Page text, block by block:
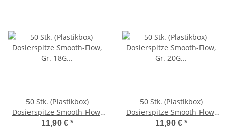
50 Stk. (Plastikbox)
Dosierspitze Smooth-Flow,
Gr. 18G 1,26" (32,0mm) Grün
11,90 € *
50 Stk. (Plastikbox)
Dosierspitze Smooth-Flow,
Gr. 20G 1,26" (32,0mm) Pink
11,90 € *